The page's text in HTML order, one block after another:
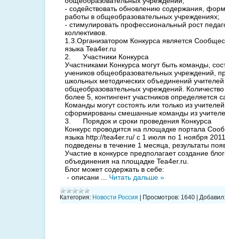
- содействовать обновлению содержания,
работы в общеобразовательных учреждениях;
- стимулировать профессиональный рост
коллективов.
1.3.Организатором Конкурса является
языка Tea4er.ru
2. Участники Конкурса
Участниками Конкурса могут быть команды,
учеников общеобразовательных учреждений,
школьных методических объединений
общеобразовательных учреждений.
более 5, контингент участников определяется
Команды могут состоять или только из
сформированы смешанные команды из
3. Порядок и сроки проведения Конкурса
Конкурс проводится на площадке портала
языка http://tea4er.ru/ с 1 июля по 1 ноября 2011
подведены в течение 1 месяца, результаты
Участие в конкурсе предполагает создание
объединения на площадке Tea4er.ru.
Блог может содержать в себе:
- описани
Читать дальше »
Категория: Новости Россия | Просмотров: 1640 | Добавил: